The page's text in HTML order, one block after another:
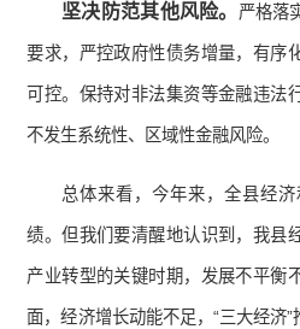
坚决防范其他风险。 严格落
要求，严控政府性债务增量，有序
可控。保持对非法集资等金融违法
不发生系统性、区域性金融风险。
总体来看，今年来，全县经
绩。但我们要清醒地认识到，我县
产业转型的关键时期，发展不平衡
面，经济增长动能不足，“三大经济